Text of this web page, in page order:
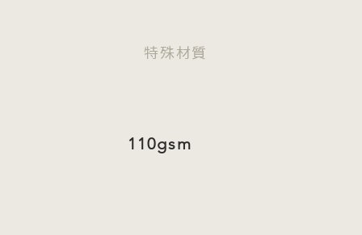
特殊材質
110gsm